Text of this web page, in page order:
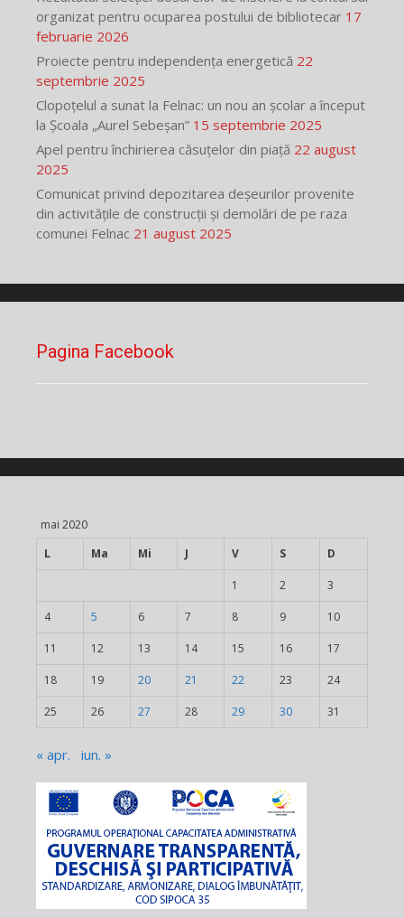
organizat pentru ocuparea postului de bibliotecar 17
februarie 2026
Proiecte pentru independența energetică 22
septembrie 2025
Clopoțelul a sunat la Felnac: un nou an școlar a început
la Școala „Aurel Sebeșan” 15 septembrie 2025
Apel pentru închirierea căsuțelor din piață 22 august
2025
Comunicat privind depozitarea deșeurilor provenite
din activitățile de construcții și demolări de pe raza
comunei Felnac 21 august 2025
Pagina Facebook
mai 2020
L
Ma Mi J V S D
1 2 3
4 5 6 7 8 9 10
11 12 13 14 15 16 17
18 19 20 21 22 23 24
25 26 27 28 29 30 31
« apr. iun. »